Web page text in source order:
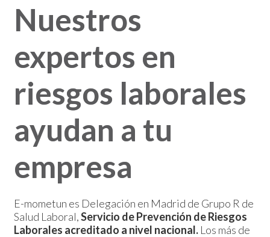
Nuestros
expertos en
riesgos laborales
ayudan a tu
empresa
E-mometun es Delegación en Madrid de Grupo R de
Salud Laboral,Servicio de Prevención de Riesgos
Laborales acreditado a nivel nacional. Los más de